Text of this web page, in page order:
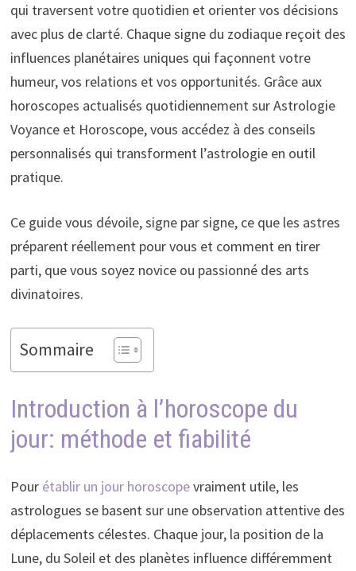
qui traversent votre quotidien et orienter vos décisions
avec plus de clarté. Chaque signe du zodiaque reçoit des
influences planétaires uniques qui façonnent votre
humeur, vos relations et vos opportunités. Grâce aux
horoscopes actualisés quotidiennement sur Astrologie
Voyance et Horoscope, vous accédez à des conseils
personnalisés qui transforment l’astrologie en outil
pratique.
Ce guide vous dévoile, signe par signe, ce que les astres
préparent réellement pour vous et comment en tirer
parti, que vous soyez novice ou passionné des arts
divinatoires.
Sommaire
Introduction à l’horoscope du
jour: méthode et fiabilité
Pour établir un jour horoscopevraiment utile, les
astrologues se basent sur une observation attentive des
déplacements célestes. Chaque jour, la position de la
Lune, du Soleil et des planètes influence différemment